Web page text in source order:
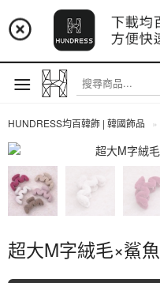
📢 市集預告
📢 市集預告：
📢 市集預告：8/
註冊
HUNDRESS均百韓飾 | 韓國飾品
超大M字絨毛×鯊